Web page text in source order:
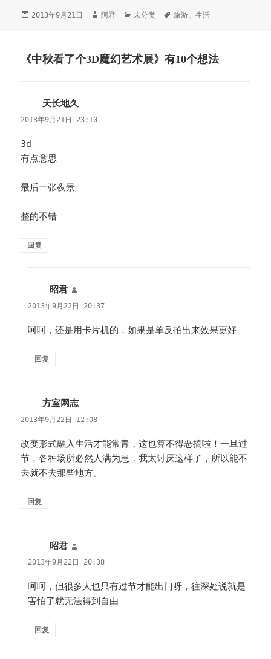
发
2013年9月21日
作
阿君
分
未分类
标
旅游、生活
《中秋看了个3D魔幻艺术展》有10个想法
天长地久
道：
2013年9月21日 23:10
3d
有点意思
最后一张夜景
整的不错
回复
昭君
道：
2013年9月22日 20:37
呵呵，还是用卡片机的，如果是单反拍出来效果更好
回复
方室网志说
道：
2013年9月22日 12:08
改变形式融入生活才能常青，这也算不得恶搞啦！一旦过
节，各种场所必然人满为患，我太讨厌这样了，所以能不
去就不去那些地方。
回复
昭君
道：
2013年9月22日 20:38
呵呵，但很多人也只有过节才能出门呀，往深处说就是
害怕了就无法得到自由
回复